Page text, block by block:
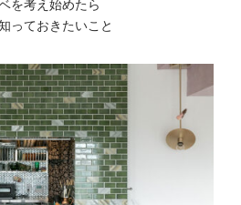
を考え始めたら
っておきたいこと